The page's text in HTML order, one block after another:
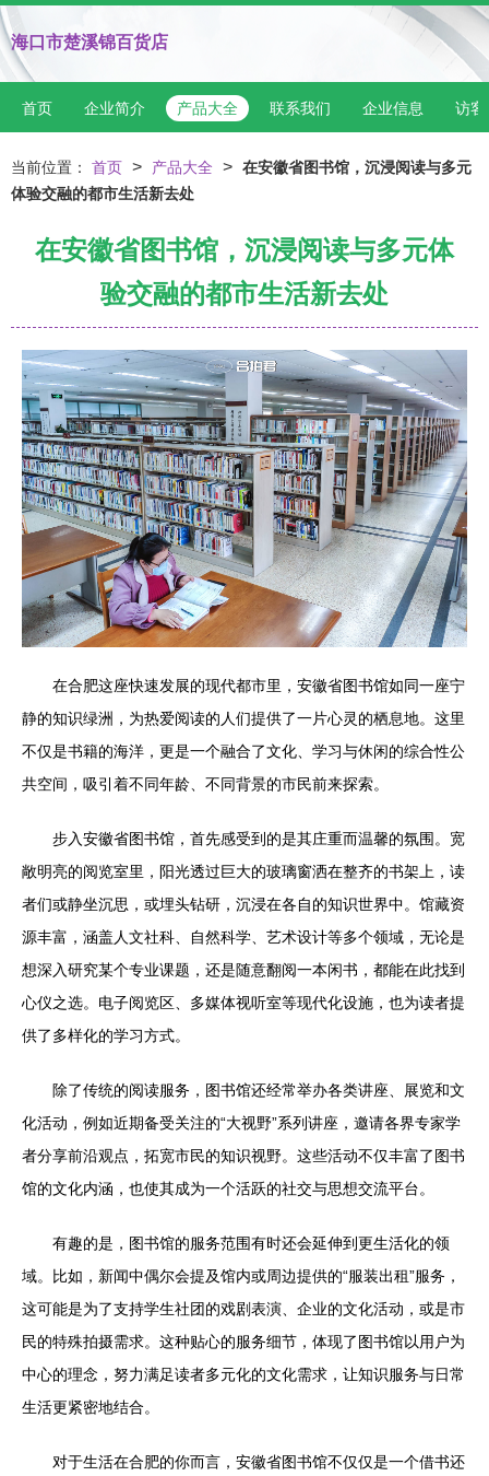
海口市楚溪锦百货店
首页 企业简介 产品大全 联系我们 企业信息 访客
当前位置： 首页 > 产品大全 > 在安徽省图书馆，沉浸阅读与多元
体验交融的都市生活新去处
在安徽省图书馆，沉浸阅读与多元体
验交融的都市生活新去处
在合肥这座快速发展的现代都市里，安徽省图书馆如同一座宁
静的知识绿洲，为热爱阅读的人们提供了一片心灵的栖息地。这里
不仅是书籍的海洋，更是一个融合了文化、学习与休闲的综合性公
共空间，吸引着不同年龄、不同背景的市民前来探索。
步入安徽省图书馆，首先感受到的是其庄重而温馨的氛围。宽
敞明亮的阅览室里，阳光透过巨大的玻璃窗洒在整齐的书架上，读
者们或静坐沉思，或埋头钻研，沉浸在各自的知识世界中。馆藏资
源丰富，涵盖人文社科、自然科学、艺术设计等多个领域，无论是
想深入研究某个专业课题，还是随意翻阅一本闲书，都能在此找到
心仪之选。电子阅览区、多媒体视听室等现代化设施，也为读者提
供了多样化的学习方式。
除了传统的阅读服务，图书馆还经常举办各类讲座、展览和文
化活动，例如近期备受关注的“大视野”系列讲座，邀请各界专家学
者分享前沿观点，拓宽市民的知识视野。这些活动不仅丰富了图书
馆的文化内涵，也使其成为一个活跃的社交与思想交流平台。
有趣的是，图书馆的服务范围有时还会延伸到更生活化的领
域。比如，新闻中偶尔会提及馆内或周边提供的“服装出租”服务，
这可能是为了支持学生社团的戏剧表演、企业的文化活动，或是市
民的特殊拍摄需求。这种贴心的服务细节，体现了图书馆以用户为
中心的理念，努力满足读者多元化的文化需求，让知识服务与日常
生活更紧密地结合。
对于生活在合肥的你而言，安徽省图书馆不仅仅是一个借书还